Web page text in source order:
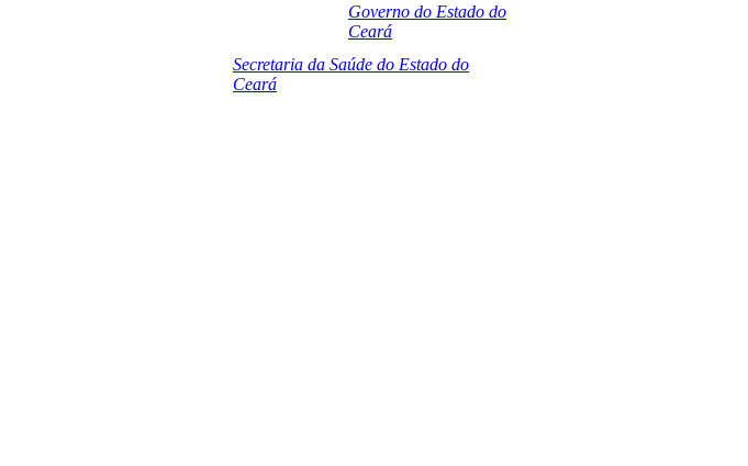
Secretaria da Saúde do Estado do
Ceará
Governo do Estado do
Ceará